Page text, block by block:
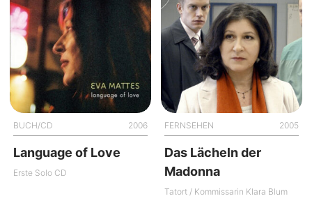
BUCH/CD 2006
Language of Love
Erste Solo CD
FERNSEHEN 2005
Das Lächeln der
Madonna
Tatort / Kommissarin Klara Blum